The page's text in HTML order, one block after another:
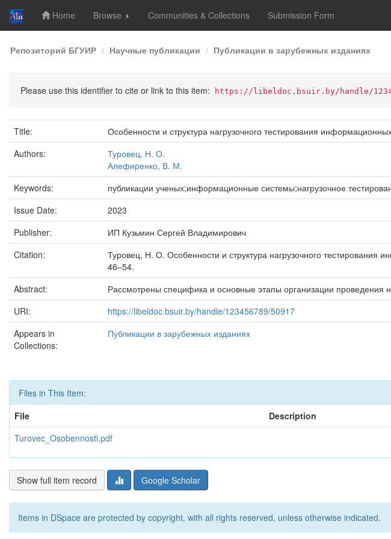
Skip
navigation
Home Browse Communities & Collections Submission Form
Репозиторий БГУИР Научные публикации Публикации в зарубежных изданиях
Please use this identifier to cite or link to this item: https://libeldoc.bsuir.by/handle/
Title:
Особенности и структура нагрузочного тестирования
Authors:
Туровец, Н. О.
Алефиренко, В. М.
Keywords:
публикации ученых;информационные системы;нагрузочное
Issue Date:
2023
Publisher:
ИП Кузьмин Сергей Владимирович
Citation:
Туровец, Н. О. Особенности и структура нагрузочного
46–54.
Abstract:
Рассмотрены специфика и основные этапы организации проведения
URI:
https://libeldoc.bsuir.by/handle/123456789/50917
Appears in
Collections:
Публикации в зарубежных изданиях
Files in This Item:
File
Description
Turovec_Osobennosti.pdf
Show full item record Google Scholar
Items in DSpace are protected by copyright, with all rights reserved, unless otherwise indicated.